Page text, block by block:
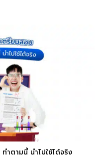
ำตามนี้ นำไปใช้ได้จริง